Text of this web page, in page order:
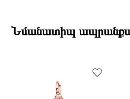
ընթացքում։
Դեպի մարզեր առաքումներն
Նմանատիպ